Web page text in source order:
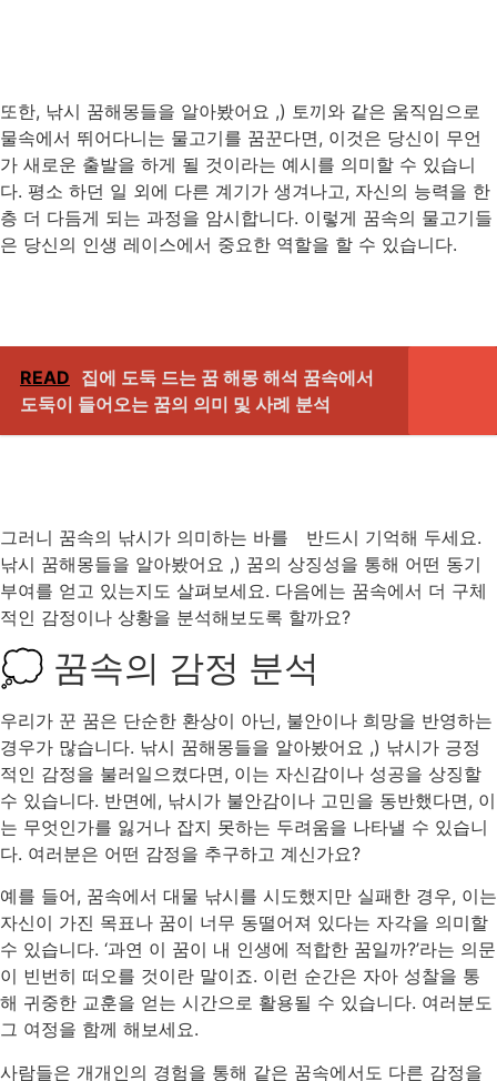
또한, 낚시 꿈해몽들을 알아봤어요 ,) 토끼와 같은 움직임으로
물속에서 뛰어다니는 물고기를 꿈꾼다면, 이것은 당신이 무언
가 새로운 출발을 하게 될 것이라는 예시를 의미할 수 있습니
다. 평소 하던 일 외에 다른 계기가 생겨나고, 자신의 능력을 한
층 더 다듬게 되는 과정을 암시합니다. 이렇게 꿈속의 물고기들
은 당신의 인생 레이스에서 중요한 역할을 할 수 있습니다.
READ 집에 도둑 드는 꿈 해몽 해석 꿈속에서
도둑이 들어오는 꿈의 의미 및 사례 분석
그러니 꿈속의 낚시가 의미하는 바를 반드시 기억해 두세요.
낚시 꿈해몽들을 알아봤어요 ,) 꿈의 상징성을 통해 어떤 동기
부여를 얻고 있는지도 살펴보세요. 다음에는 꿈속에서 더 구체
적인 감정이나 상황을 분석해보도록 할까요?
💭 꿈속의 감정 분석
우리가 꾼 꿈은 단순한 환상이 아닌, 불안이나 희망을 반영하는
경우가 많습니다. 낚시 꿈해몽들을 알아봤어요 ,) 낚시가 긍정
적인 감정을 불러일으켰다면, 이는 자신감이나 성공을 상징할
수 있습니다. 반면에, 낚시가 불안감이나 고민을 동반했다면, 이
는 무엇인가를 잃거나 잡지 못하는 두려움을 나타낼 수 있습니
다. 여러분은 어떤 감정을 추구하고 계신가요?
예를 들어, 꿈속에서 대물 낚시를 시도했지만 실패한 경우, 이는
자신이 가진 목표나 꿈이 너무 동떨어져 있다는 자각을 의미할
수 있습니다. ‘과연 이 꿈이 내 인생에 적합한 꿈일까?’라는 의문
이 빈번히 떠오를 것이란 말이죠. 이런 순간은 자아 성찰을 통
해 귀중한 교훈을 얻는 시간으로 활용될 수 있습니다. 여러분도
그 여정을 함께 해보세요.
사람들은 개개인의 경험을 통해 같은 꿈속에서도 다른 감정을